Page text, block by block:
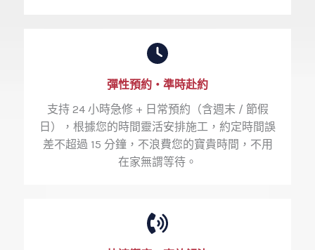
彈性預約・準時赴約
支持 24 小時急修 + 日常預約（含週末 / 節假
日），根據您的時間靈活安排施工，約定時間誤
差不超過 15 分鐘，不浪費您的寶貴時間，不用
在家無謂等待。